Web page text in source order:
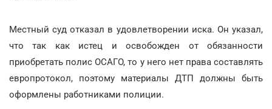
Местный суд отказал в удовлетворении иска. Он указал,
что так как истец и освобожден от обязанности
приобретать полис ОСАГО, то у него нет права составлять
европротокол, поэтому материалы ДТП должны быть
оформлены работниками полиции.